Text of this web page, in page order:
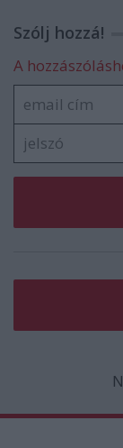
Szólj hozzá!
A